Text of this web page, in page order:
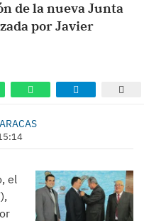
de la nueva Junta
por Javier
el